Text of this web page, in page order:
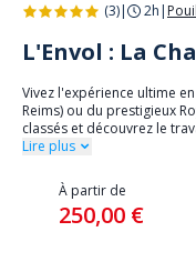
(3)| 2h |
L'Envol : La
Vivez l'expérience ultime
Reims) ou du prestigieux
classés et découvrez le
Lire plus
À partir de
250,00 €